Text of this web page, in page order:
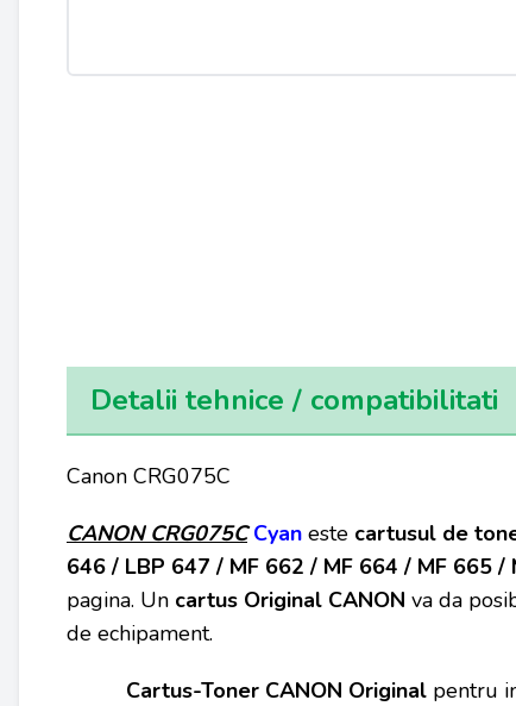
Detalii tehnice / compatibilitati
Canon CRG075C
CANON CRG075C Cyan este cartusul de
646 / LBP 647 / MF 662 / MF 664 / MF 665 /
pagina. Un cartus Original CANON va da
de echipament.
Cartus-Toner CANON Original pentru